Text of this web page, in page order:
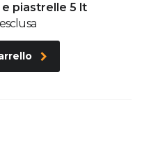
piastrelle 5 lt